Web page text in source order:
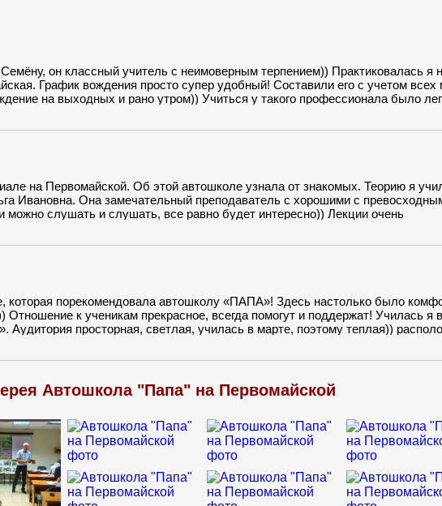
он классный учитель с неимоверным терпением)) Практиковалась я
График вождения просто супер удобный! Составили его с учетом всех
на выходных и рано утром)) Учиться у такого профессионала было
Она прекрасный учитель и очень интересно объясняет правила))
и в ГИБДД! Спасибо, ПАПЕ за классное обучение))
на Первомайской. Об этой автошколе узнала от знакомых. Теорию я
Ивановна. Она замечательный преподаватель с хорошими с
слушать и слушать, все равно будет интересно)) Лекции очень
очень легко! Иногда лекции я пропускала из-за работы, но без знаний я
вебинарам или в онлайн записи. Очень удобно! Инструктором у меня была
которая порекомендовала автошколу «ПАПА»! Здесь настолько было
Отношение к ученикам прекрасное, всегда помогут и поддержат! Училась я в
Аудитория просторная, светлая, училась в марте, поэтому теплая))
замечательная женщина, прекрасный человек и невероятный
все понятно рассказывала, с ее помощью все становилось ясно! Спасибо
Автошкола "Папа" на Первомайской